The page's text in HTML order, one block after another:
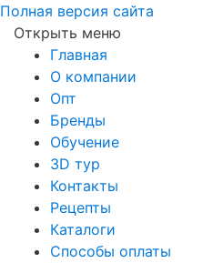
Полная версия сайта
Открыть меню
Главная
О компании
Опт
Бренды
Обучение
3D тур
Контакты
Рецепты
Каталоги
Способы оплаты